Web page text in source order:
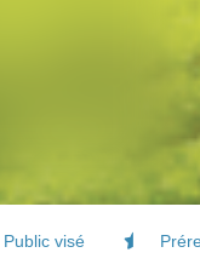
Public visé